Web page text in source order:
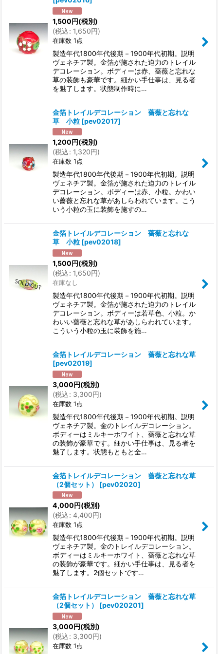
1,500円(税別)
(税込: 1,650円)
在庫数 1点
製造年代1800年代後期－1900年代初期。説明
ヴェネチア製。金箔が施された迫力のトレイル
デコレーション。ボディーは赤、薔薇と忘れな
草の装飾も豪華です。細かい手仕事は、見る者
を魅了します。状態制作時に…
金箔トレイルデコレーション 薔薇と忘れな
草 小粒 [pev02017]
1,200円(税別)
(税込: 1,320円)
在庫数 1点
製造年代1800年代後期－1900年代初期。説明
ヴェネチア製。金箔が施された迫力のトレイル
デコレーション。ボディーは赤、小粒。かわい
い薔薇と忘れな草があしらわれています。こう
いう小粒の玉に装飾を施すの…
金箔トレイルデコレーション 薔薇と忘れな
草 小粒 [pev02018]
1,500円(税別)
(税込: 1,650円)
在庫なし
製造年代1800年代後期－1900年代初期。説明
ヴェネチア製。金箔が施された迫力のトレイル
デコレーション。ボディーは若草色、小粒。か
わいい薔薇と忘れな草があしらわれています。
こういう小粒の玉に装飾を施…
金箔トレイルデコレーション 薔薇と忘れな草
[pev02019]
3,000円(税別)
(税込: 3,300円)
在庫数 1点
製造年代1800年代後期－1900年代初期。説明
ヴェネチア製。金のトレイルデコレーション。
ボディーはミルキーホワイト、薔薇と忘れな草
の装飾が豪華です。細かい手仕事は、見る者を
魅了します。状態もともと全…
金箔トレイルデコレーション 薔薇と忘れな草
（2個セット）
[pev02020]
4,000円(税別)
(税込: 4,400円)
在庫数 1点
製造年代1800年代後期－1900年代初期。説明
ヴェネチア製。金のトレイルデコレーション。
ボディーはミルキーホワイト、薔薇と忘れな草
の装飾が豪華です。細かい手仕事は、見る者を
魅了します。2個セットです…
金箔トレイルデコレーション 薔薇と忘れな草
（2個セット）
[pev020201]
3,000円(税別)
(税込: 3,300円)
在庫数 1点